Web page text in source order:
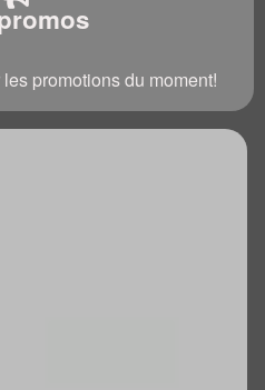
promotions du moment!